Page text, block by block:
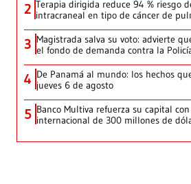
2 Terapia dirigida reduce 94 % riesgo
intracraneal en tipo de cáncer de
3 Magistrada salva su voto: advierte
el fondo de demanda contra la
4 De Panamá al mundo: los hechos
jueves 6 de agosto
5 Banco Multiva refuerza su capital
internacional de 300 millones de